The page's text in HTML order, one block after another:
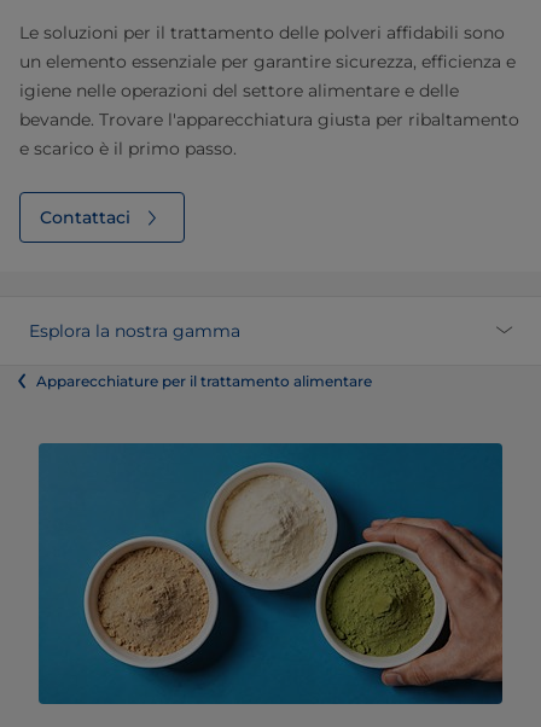
Le soluzioni per il trattamento delle polveri affidabili sono
un elemento essenziale per garantire sicurezza, efficienza e
igiene nelle operazioni del settore alimentare e delle
bevande. Trovare l'apparecchiatura giusta per ribaltamento
e scarico è il primo passo.
Contattaci
Esplora la nostra gamma
Apparecchiature per il trattamento alimentare